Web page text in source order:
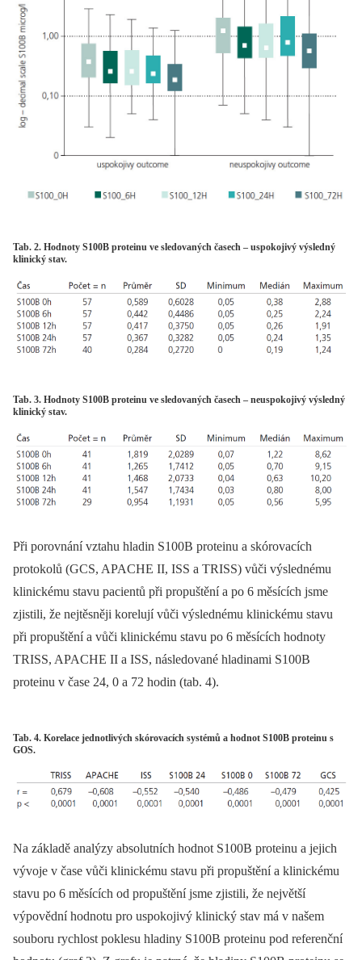
Tab. 2. Hodnoty S100B proteinu ve sledovaných časech – uspokojivý výsledný
klinický stav.
Tab. 3. Hodnoty S100B proteinu ve sledovaných časech – neuspokojivý výsledný
klinický stav.
Při porovnání vztahu hladin S100B proteinu a skórovacích
protokolů (GCS, APACHE II, ISS a TRISS) vůči výslednému
klinickému stavu pacientů při propuštění a po 6 měsících jsme
zjistili, že nejtěsněji korelují vůči výslednému klinickému stavu
při propuštění a vůči klinickému stavu po 6 měsících hodnoty
TRISS, APACHE II a ISS, následované hladinami S100B
proteinu v čase 24, 0 a 72 hodin (tab. 4).
Tab. 4. Korelace jednotlivých skórovacích systémů a hodnot S100B proteinu s
GOS.
Na základě analýzy absolutních hodnot S100B proteinu a jejich
vývoje v čase vůči klinickému stavu při propuštění a klinickému
stavu po 6 měsících od propuštění jsme zjistili, že největší
výpovědní hodnotu pro uspokojivý klinický stav má v našem
souboru rychlost poklesu hladiny S100B proteinu pod referenční